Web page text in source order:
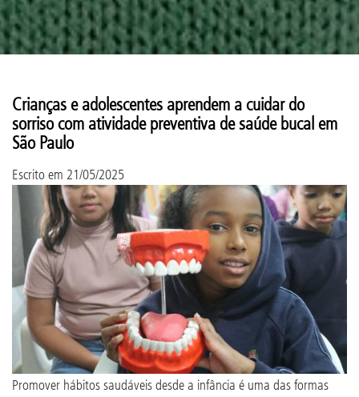
Crianças e adolescentes aprendem a cuidar do
sorriso com atividade preventiva de saúde bucal em
São Paulo
Escrito em 21/05/2025
Promover hábitos saudáveis desde a infância é uma das formas